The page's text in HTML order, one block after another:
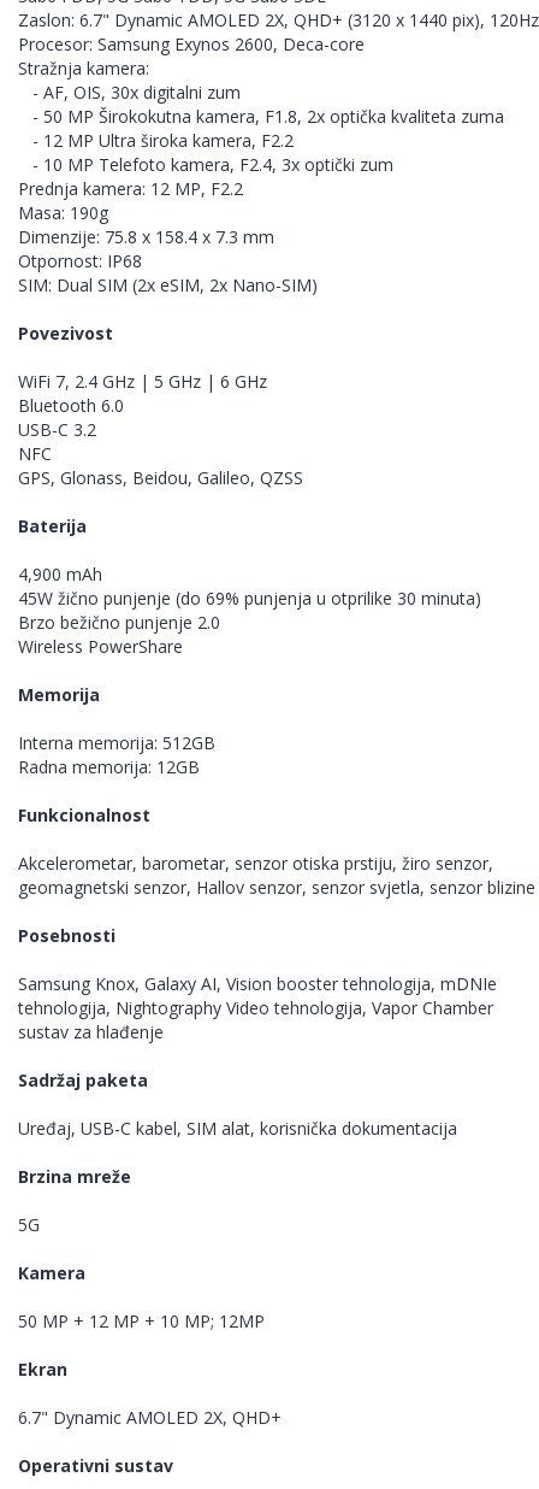
Zaslon: 6.7" Dynamic AMOLED 2X, QHD+ (3120 x 1440 pix), 120Hz
Procesor: Samsung Exynos 2600, Deca-core
Stražnja kamera:
- AF, OIS, 30x digitalni zum
- 50 MP Širokokutna kamera, F1.8, 2x optička kvaliteta zuma
- 12 MP Ultra široka kamera, F2.2
- 10 MP Telefoto kamera, F2.4, 3x optički zum
Prednja kamera: 12 MP, F2.2
Masa: 190g
Dimenzije: 75.8 x 158.4 x 7.3 mm
Otpornost: IP68
SIM: Dual SIM (2x eSIM, 2x Nano-SIM)
Povezivost
WiFi 7, 2.4 GHz | 5 GHz | 6 GHz
Bluetooth 6.0
USB-C 3.2
NFC
GPS, Glonass, Beidou, Galileo, QZSS
Baterija
4,900 mAh
45W žično punjenje (do 69% punjenja u otprilike 30 minuta)
Brzo bežično punjenje 2.0
Wireless PowerShare
Memorija
Interna memorija: 512GB
Radna memorija: 12GB
Funkcionalnost
Akcelerometar, barometar, senzor otiska prstiju, žiro senzor,
geomagnetski senzor, Hallov senzor, senzor svjetla, senzor blizine
Posebnosti
Samsung Knox, Galaxy AI, Vision booster tehnologija, mDNIe
tehnologija, Nightography Video tehnologija, Vapor Chamber
sustav za hlađenje
Sadržaj paketa
Uređaj, USB-C kabel, SIM alat, korisnička dokumentacija
Brzina mreže
5G
Kamera
50 MP + 12 MP + 10 MP; 12MP
Ekran
6.7" Dynamic AMOLED 2X, QHD+
Operativni sustav